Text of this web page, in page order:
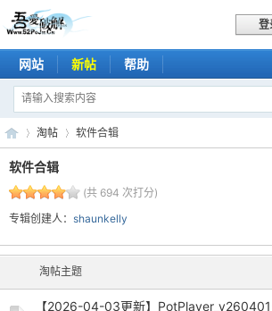
登
网站 新帖 帮助
淘帖 软件合辑
软件合辑
(共 694 次打分)
专辑创建人： shaunkelly
淘帖主题
【2026-04-03更新】